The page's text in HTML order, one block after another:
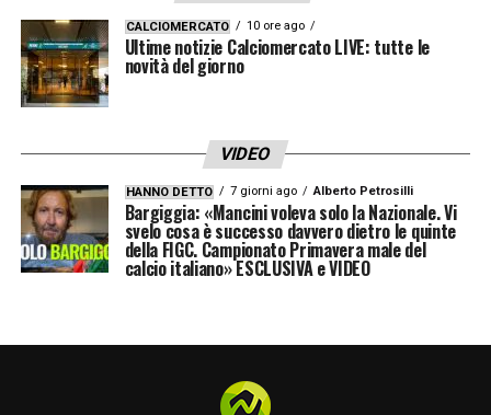
CALCIOMERCATO 10 ore ago
Ultime notizie Calciomercato LIVE: tutte le
novità del giorno
VIDEO
HANNO DETTO 7 giorni ago Alberto Petrosilli
Bargiggia: «Mancini voleva solo la Nazionale. Vi
svelo cosa è successo davvero dietro le quinte
della FIGC. Campionato Primavera male del
calcio italiano» ESCLUSIVA e VIDEO